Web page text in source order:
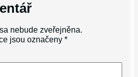
nebude zveřejněna.
jsou označeny*